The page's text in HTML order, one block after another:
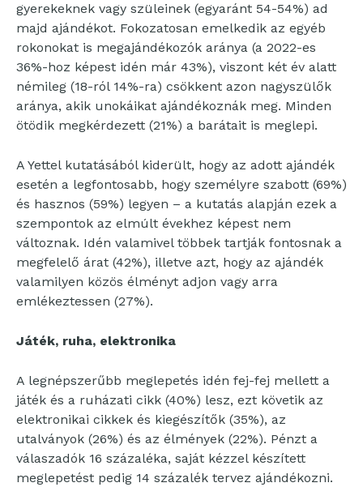
gyerekeknek vagy szüleinek (egyaránt 54-54%) ad
majd ajándékot. Fokozatosan emelkedik az egyéb
rokonokat is megajándékozók aránya (a 2022-es
36%-hoz képest idén már 43%), viszont két év alatt
némileg (18-ról 14%-ra) csökkent azon nagyszülők
aránya, akik unokáikat ajándékoznák meg. Minden
ötödik megkérdezett (21%) a barátait is meglepi.
A Yettel kutatásából kiderült, hogy az adott ajándék
esetén a legfontosabb, hogy személyre szabott (69%)
és hasznos (59%) legyen – a kutatás alapján ezek a
szempontok az elmúlt évekhez képest nem
változnak. Idén valamivel többek tartják fontosnak a
megfelelő árat (42%), illetve azt, hogy az ajándék
valamilyen közös élményt adjon vagy arra
emlékeztessen (27%).
Játék, ruha, elektronika
A legnépszerűbb meglepetés idén fej-fej mellett a
játék és a ruházati cikk (40%) lesz, ezt követik az
elektronikai cikkek és kiegészítők (35%), az
utalványok (26%) és az élmények (22%). Pénzt a
válaszadók 16 százaléka, saját kézzel készített
meglepetést pedig 14 százalék tervez ajándékozni.